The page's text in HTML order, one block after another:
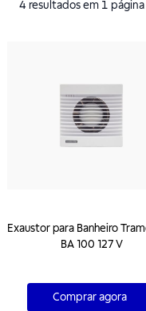
4 resultados em 1 página
Exaustor para Banheiro
BA 100 127 V
Comprar agora